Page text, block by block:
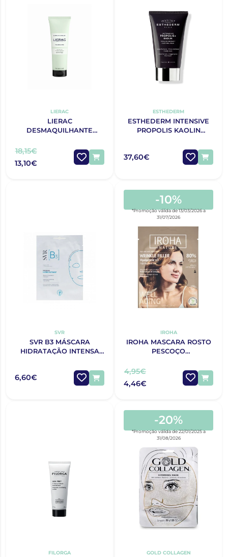
LIERAC
LIERAC
DESMAQUILHANTE
18,15€
13,10€
ESTHEDERM
ESTHEDERM INTENSIVE
PROPOLIS KAOLIN
37,60€
SVR
SVR B3 MÁSCARA
HIDRATAÇÃO INTENSA
6,60€
-10%
*Promoção válida de 13/03/2026 a
31/07/2026
IROHA
IROHA MASCARA ROSTO
PESCOÇO
ANTI IDADE
4,95€
4,46€
FILORGA
-20%
*Promoção válida de 22/01/2025 a
31/08/2026
GOLD COLLAGEN